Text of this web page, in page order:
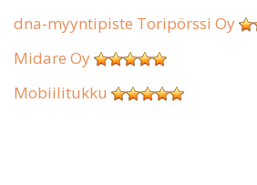
dna-myyntipiste Toripörssi Oy
Midare Oy
Mobiilitukku